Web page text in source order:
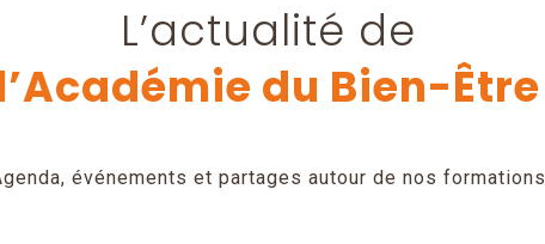
L’actualité de
du Bien-Être
événements et partages autour de nos formations